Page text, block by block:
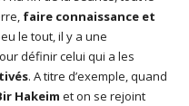
faire connaissance et
le tout, il y a une
définir celui qui a les
. A titre d’exemple, quand
Hakeim et on se rejoint